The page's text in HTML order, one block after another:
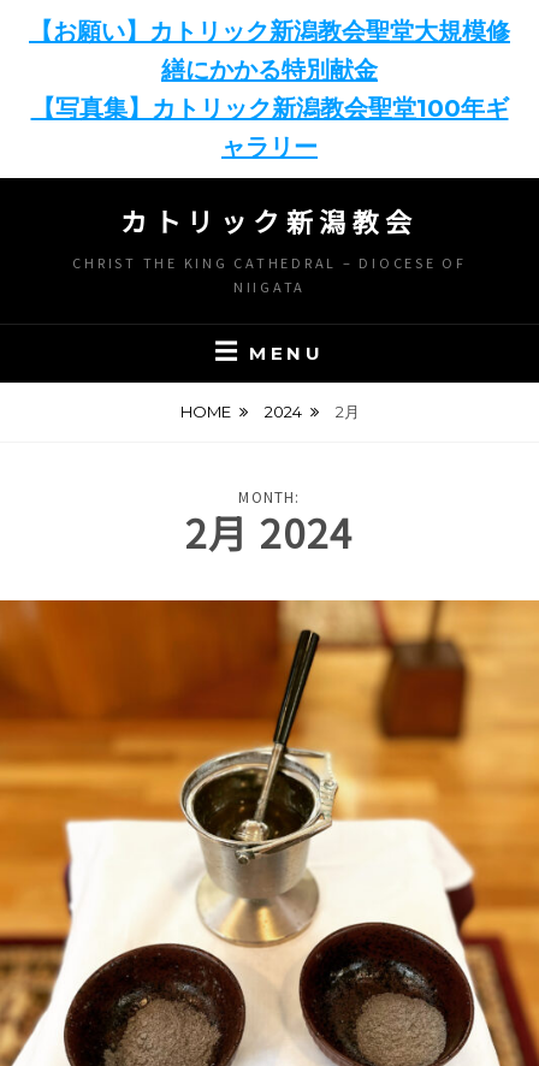
【お願い】カトリック新潟教会聖堂大規模修
繕にかかる特別献金
【写真集】カトリック新潟教会聖堂100年ギ
ャラリー
content
カトリック新潟教会
CHRIST THE KING CATHEDRAL – DIOCESE OF
NIIGATA
MENU
HOME 2024 2月
MONTH:
2月 2024